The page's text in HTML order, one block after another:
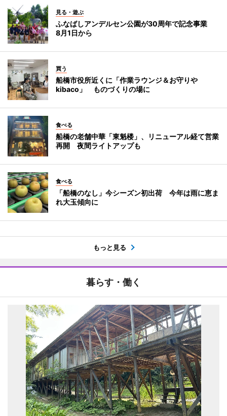
見る・遊ぶ
ふなばしアンデルセン公園が30周年で記念事業
8月1日から
買う
船橋市役所近くに「作業ラウンジ＆お守りや
kibaco」 ものづくりの場に
食べる
船橋の老舗中華「東魁楼」、リニューアル経て営業
再開 夜間ライトアップも
食べる
「船橋のなし」今シーズン初出荷 今年は雨に恵ま
れ大玉傾向に
もっと見る
暮らす・働く